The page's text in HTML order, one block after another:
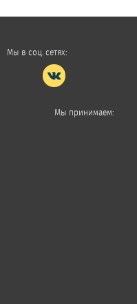
Мы в соц. сетях:
Мы принимаем: